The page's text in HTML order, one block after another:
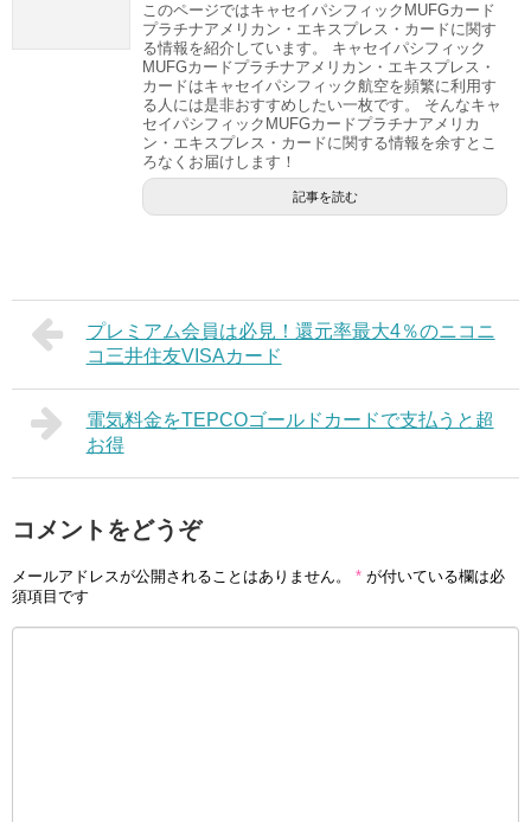
このページではキャセイパシフィックMUFGカード
プラチナアメリカン・エキスプレス・カードに関す
る情報を紹介しています。 キャセイパシフィック
MUFGカードプラチナアメリカン・エキスプレス・
カードはキャセイパシフィック航空を頻繁に利用す
る人には是非おすすめしたい一枚です。 そんなキャ
セイパシフィックMUFGカードプラチナアメリカ
ン・エキスプレス・カードに関する情報を余すとこ
ろなくお届けします！
記事を読む
プレミアム会員は必見！還元率最大4％のニコニ
コ三井住友VISAカード
電気料金をTEPCOゴールドカードで支払うと超
お得
コメントをどうぞ
メールアドレスが公開されることはありません。 * が付いている欄は必
須項目です